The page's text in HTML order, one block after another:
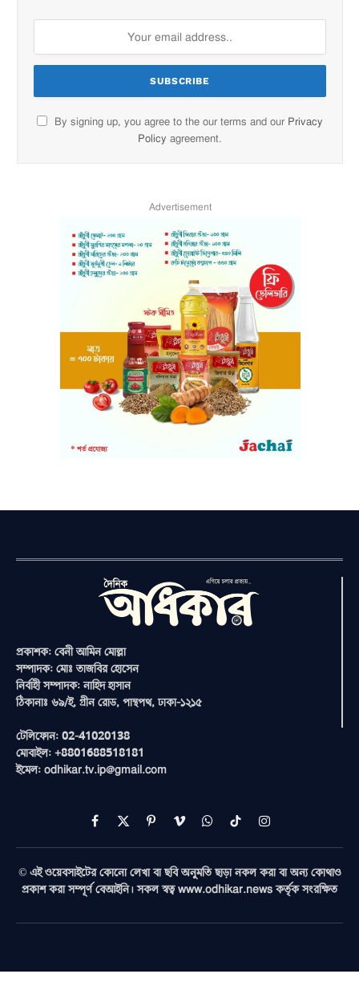
By signing up, you agree to the our terms and our Privacy
Policy agreement.
Advertisement
প্রকাশক: বেনী আমিন মোল্লা
সম্পাদক: মোঃ তাজবির হোসেন
নির্বাহী সম্পাদক: নাহিদ হাসান
ঠিকানাঃ ৬৯/ই, গ্রীন রোড, পান্থপথ, ঢাকা-১২১৫
টেলিফোন: 02-41020138
মোবাইল: +8801688518181
ইমেল: odhikar.tv.ip@gmail.com
Facebook
X
(Twitter)
PinterestVimeoWhatsAppTikTokInstagram
© এই ওয়েবসাইটের কোনো লেখা বা ছবি অনুমতি ছাড়া নকল করা বা অন্য কোথাও
প্রকাশ করা সম্পূর্ণ বেআইনি। সকল স্বত্ব www.odhikar.news কর্তৃক সংরক্ষিত